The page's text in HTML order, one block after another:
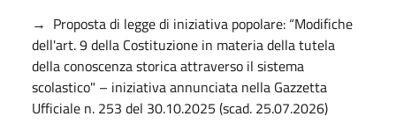
→ Proposta di legge di iniziativa popolare: “Modifiche
dell'art. 9 della Costituzione in materia della tutela
della conoscenza storica attraverso il sistema
scolastico" – iniziativa annunciata nella Gazzetta
Ufficiale n. 253 del 30.10.2025 (scad. 25.07.2026)